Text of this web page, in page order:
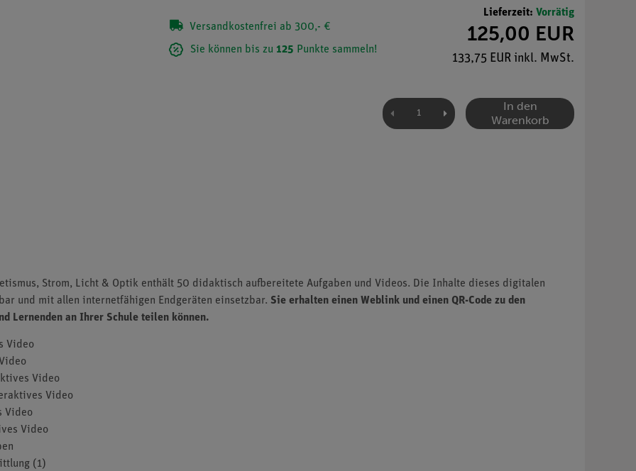
Versandkostenfrei ab 300,- €
Sie können bis zu 125 Punkte sammeln!
Lieferzeit: Vorrätig
125,00 EUR
133,75 EUR inkl. MwSt.
In den
Warenkorb
Strom, Licht & Optik enthält 50 didaktisch aufbereitete Aufgaben und Videos. Die Inhalte dieses digitalen
und mit allen internetfähigen Endgeräten einsetzbar. Sie erhalten einen Weblink und einen QR-Code zu den
Lernenden an Ihrer Schule teilen können.
Video
Video
Video
Video
Video
(1)